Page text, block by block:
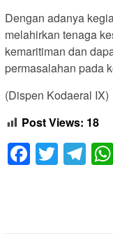
Dengan adanya
melahirkan tenaga
kemaritiman dan
permasalahan pada
(Dispen Kodaeral IX)
Post Views: 18